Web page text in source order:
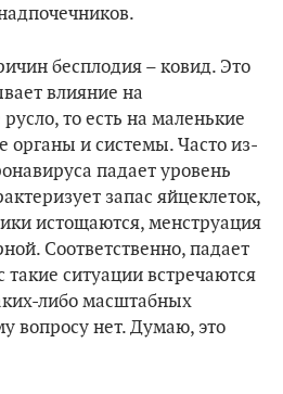
бесплодия – ковид. Это
влияние на
то есть на маленькие
органы и системы. Часто из-
падает уровень
запас яйцеклеток,
истощаются, менструация
Соответственно, падает
такие ситуации встречаются
либо масштабных
вопросу нет. Думаю, это